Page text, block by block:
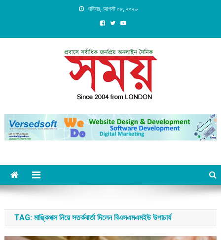
শনিবার, আগস্ট ০৮, ২০২৬
Daily Shomoy, Since 2004
from LONDON
TAG: মাঙ্কিপক্স নিয়ে সতর্কবার্তা দিলেন বিএসএমএমইউ উপাচার্য